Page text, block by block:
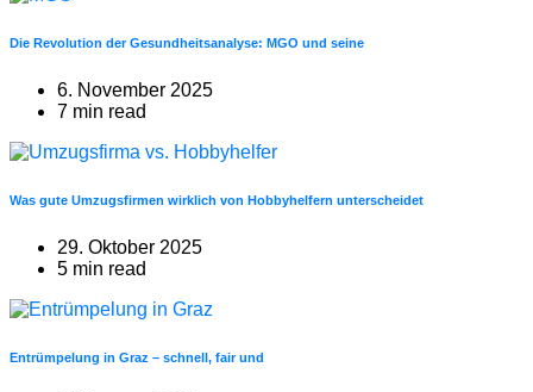
Die Revolution der Gesundheitsanalyse: MGO und seine
6. November 2025
7 min read
Was gute Umzugsfirmen wirklich von Hobbyhelfern unterscheidet
29. Oktober 2025
5 min read
Entrümpelung in Graz – schnell, fair und